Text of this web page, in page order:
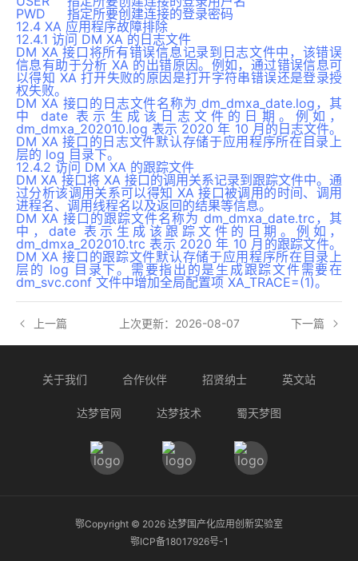
PWD
指定所要创建连接的登录密码
12.4 XA 应用程序故障排除
12.4.1 访问 DM XA 的日志文件
DM XA 接口将所有错误信息记录到日志文件中，该错误
信息有助于分析 XA 的出错原因。例如，通过错误信息可
以得知 XA 打开失败的原因是打开字符串错误还是登录授
权失败。
DM XA 接口的日志文件名称为 dm_dmxa_date.log，其
中 date 表示生成该日志文件的日期。例如，
dm_dmxa_202010.log 表示 2020 年 10 月的日志文件。
DM XA 接口的日志文件默认存储于应用程序所在目录上
层的 log 目录下。
12.4.2 访问 DM XA 的跟踪文件
DM XA 接口将 XA 接口的调用关系记录到跟踪文件中。通
过分析该调用关系可以得知 XA 接口被调用的时间、调用
进程名、调用线程名以及返回的结果等信息。
DM XA 接口的跟踪文件名称为 dm_dmxa_date.trc，其
中，date 表示生成该跟踪文件的日期。例如，
dm_dmxa_202010.trc 表示 2020 年 10 月的跟踪文件。
DM XA 接口的跟踪文件默认存储于应用程序所在目录上
层的 log 目录下。需要指出的是生成跟踪文件需要在
dm_svc.conf 文件中增加全局配置项 XA_TRACE=(1)。
上次更新：2026-08-07
上一篇 下一篇
关于我们 合作伙伴 招贤纳士 英文站
达梦官网 达梦技术 蜀天梦图
鄂Copyright © 2026 达梦国产化应用创新实验室
鄂ICP备18017926号-1